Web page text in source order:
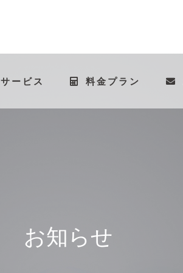
サービス 料金プラン
お知らせ